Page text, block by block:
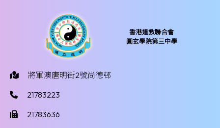
香港道教聯合會
圓玄學院第三中學
將軍澳唐明街2號尚德邨
21783223
21783636